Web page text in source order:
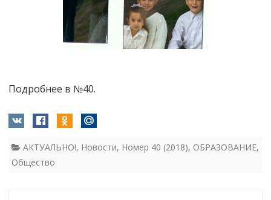
Подробнее в №40.
АКТУАЛЬНО!, Новости, Номер 40 (2018), ОБРАЗОВАНИЕ,
Общество